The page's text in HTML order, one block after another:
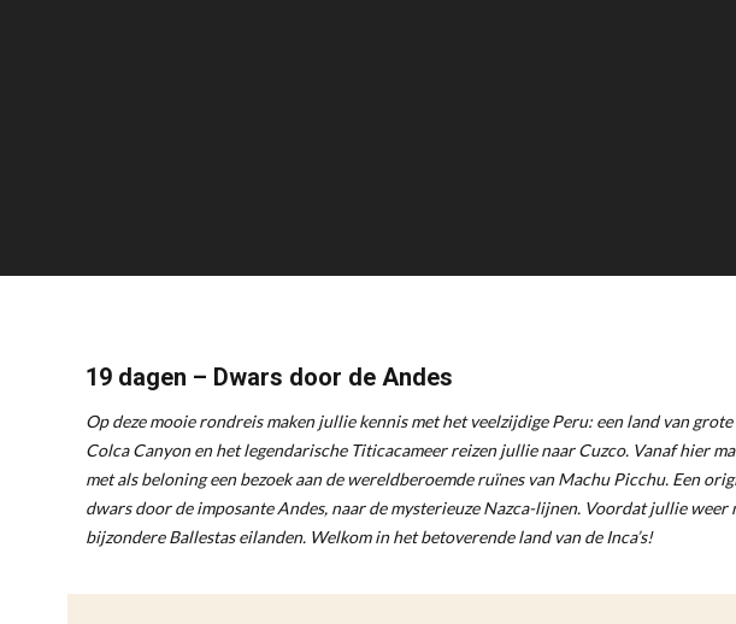
19 dagen – Dwars door de Andes
Op deze mooie rondreis maken jullie kennis met het veelzijdige Peru: een land van
Colca Canyon en het legendarische Titicacameer reizen jullie naar Cuzco. Vanaf hier
met als beloning een bezoek aan de wereldberoemde ruïnes van Machu Picchu. Een
dwars door de imposante Andes, naar de mysterieuze Nazca-lijnen. Voordat jullie
bijzondere Ballestas eilanden. Welkom in het betoverende land van de Inca’s!